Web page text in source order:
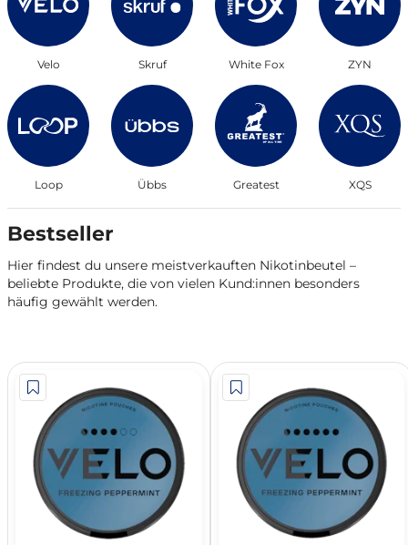
Velo Skruf White Fox ZYN
Loop Übbs Greatest XQS
Bestseller
Hier findest du unsere meistverkauften Nikotinbeutel –
beliebte Produkte, die von vielen Kund:innen besonders
häufig gewählt werden.